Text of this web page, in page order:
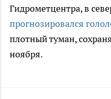
Гидрометцентра, в
прогнозировался
плотный туман,
ноября.